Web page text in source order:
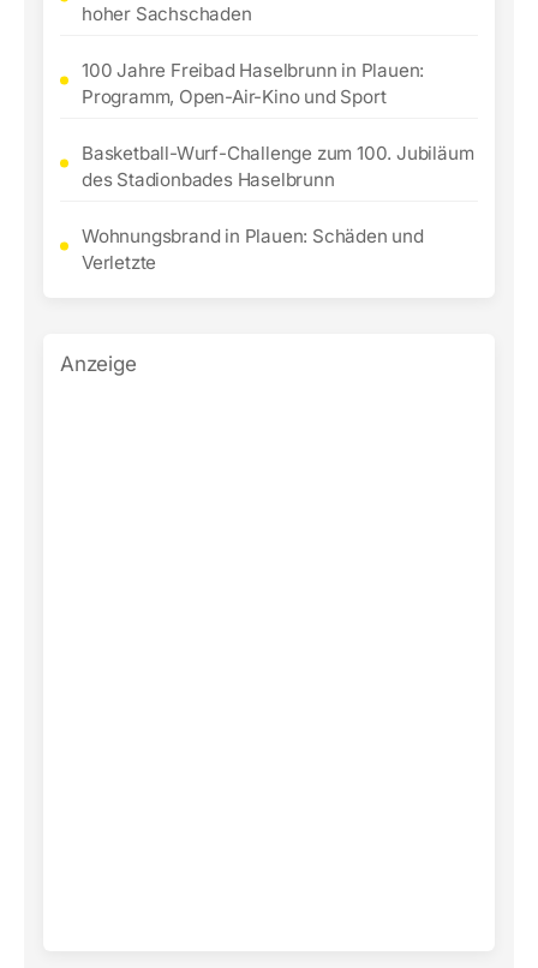
hoher Sachschaden
100 Jahre Freibad Haselbrunn in Plauen:
Programm, Open-Air-Kino und Sport
Basketball-Wurf-Challenge zum 100. Jubiläum
des Stadionbades Haselbrunn
Wohnungsbrand in Plauen: Schäden und
Verletzte
Anzeige